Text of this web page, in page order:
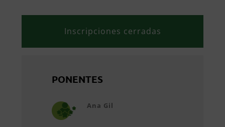
Inscripciones cerradas
PONENTES
Ana Gil